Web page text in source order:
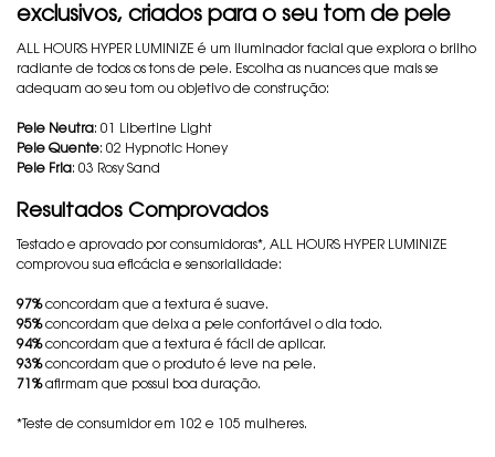
exclusivos, criados para o seu tom de pele
ALL HOURS HYPER LUMINIZE é um iluminador facial que explora o brilho
radiante de todos os tons de pele. Escolha as nuances que mais se
adequam ao seu tom ou objetivo de construção:
Pele Neutra: 01 Libertine Light
Pele Quente: 02 Hypnotic Honey
Pele Fria: 03 Rosy Sand
Resultados Comprovados
Testado e aprovado por consumidoras*, ALL HOURS HYPER LUMINIZE
comprovou sua eficácia e sensorialidade:
97%concordam que a textura é suave.
95%concordam que deixa a pele confortável o dia todo.
94%concordam que a textura é fácil de aplicar.
93%concordam que o produto é leve na pele.
71%afirmam que possui boa duração.
*Teste de consumidor em 102 e 105 mulheres.